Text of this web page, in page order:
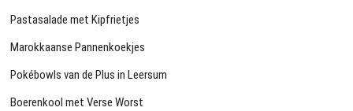
Pastasalade met Kipfrietjes
Marokkaanse Pannenkoekjes
Pokébowls van de Plus in Leersum
Boerenkool met Verse Worst